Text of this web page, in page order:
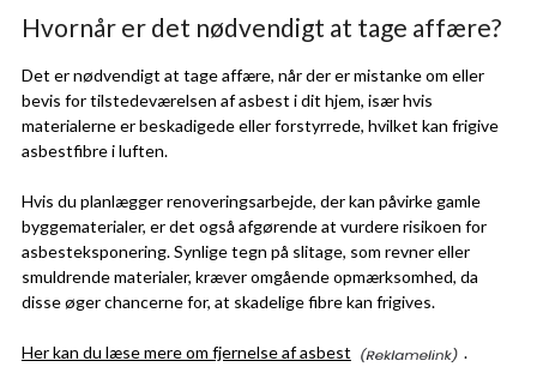
Hvornår er det nødvendigt at tage affære?
Det er nødvendigt at tage affære, når der er mistanke om eller
bevis for tilstedeværelsen af asbest i dit hjem, især hvis
materialerne er beskadigede eller forstyrrede, hvilket kan frigive
asbestfibre i luften.
Hvis du planlægger renoveringsarbejde, der kan påvirke gamle
byggematerialer, er det også afgørende at vurdere risikoen for
asbesteksponering. Synlige tegn på slitage, som revner eller
smuldrende materialer, kræver omgående opmærksomhed, da
disse øger chancerne for, at skadelige fibre kan frigives.
Her kan du læse mere om fjernelse af asbest .